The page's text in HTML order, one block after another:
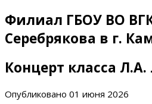
Филиал ГБОУ ВО
Серебрякова в г.
Концерт класса
Опубликовано 01 июня 2026